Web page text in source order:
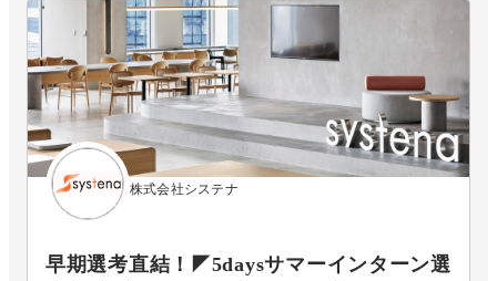
株式会社システナ
早期選考直結！◤5daysサマーインターン選